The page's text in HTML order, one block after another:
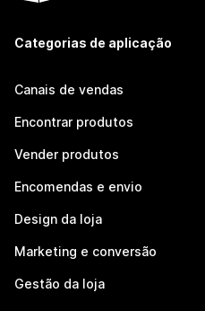
Categorias de aplicação
Canais de vendas
Encontrar produtos
Vender produtos
Encomendas e envio
Design da loja
Marketing e conversão
Gestão da loja